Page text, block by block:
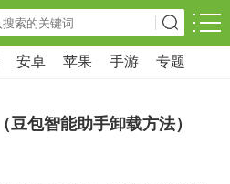
安卓 苹果 手游 专题
包智能助手卸载方法）